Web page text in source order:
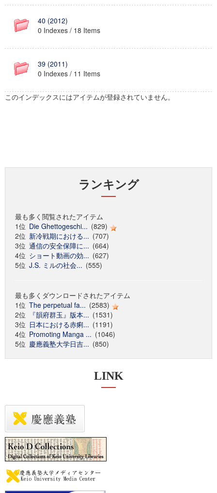
40 (2012)
0 Indexes / 18 Items
39 (2011)
0 Indexes / 11 Items
このインデックスにはアイテムが登録されていません。
ランキング
最も多く閲覧されたアイテム
1位 Die Ghettogeschi... (829)
2位 新冷戦期における... (707)
3位 通信の安全保障に... (664)
4位 ショート動画の効... (627)
5位 J.S. ミルの社会... (555)
最も多くダウンロードされたアイテム
1位 The perpetual fa... (2583)
2位
『韻府群玉』版本... (1531)
3位 日本における赤痢... (1191)
4位 Promoting Manga ... (1046)
5位 慶應義塾大学日吉... (850)
LINK